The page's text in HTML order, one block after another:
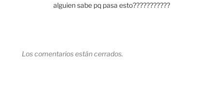
alguien sabe pq pasa esto???????????
Los comentarios están cerrados.